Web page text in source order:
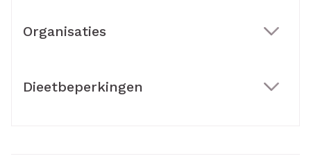
Organisaties
Dieetbeperkingen